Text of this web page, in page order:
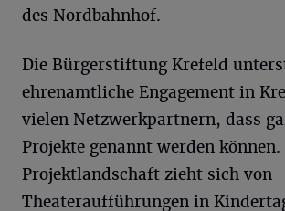
des Nordbahnhof.
Die Bürgerstiftung Krefeld
ehrenamtliche Engagement in
vielen Netzwerkpartnern, dass
Projekte genannt werden können.
Projektlandschaft zieht sich von
Theateraufführungen in